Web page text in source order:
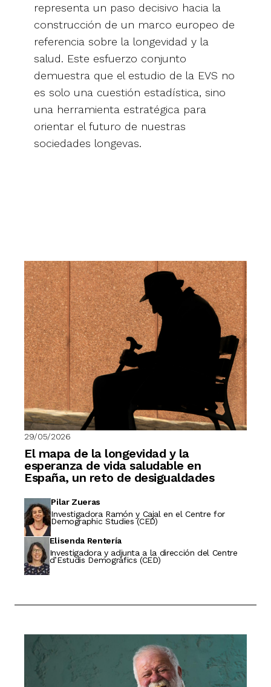
representa un paso decisivo hacia la
construcción de un marco europeo de
referencia sobre la longevidad y la
salud. Este esfuerzo conjunto
demuestra que el estudio de la EVS no
es solo una cuestión estadística, sino
una herramienta estratégica para
orientar el futuro de nuestras
sociedades longevas.
29/05/2026
El mapa de la longevidad y la
esperanza de vida saludable en
España, un reto de desigualdades
Pilar Zueras
Investigadora Ramón y Cajal en el Centre for
Demographic Studies (CED)
Elisenda Rentería
Investigadora y adjunta a la dirección del Centre
d’Estudis Demogràfics (CED)